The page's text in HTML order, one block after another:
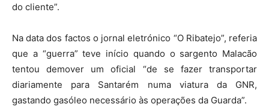
do cliente”.
Na data dos factos o jornal eletrónico “O Ribatejo”, referia
que a “guerra” teve início quando o sargento Malacão
tentou demover um oficial “de se fazer transportar
diariamente para Santarém numa viatura da GNR,
gastando gasóleo necessário às operações da Guarda”.